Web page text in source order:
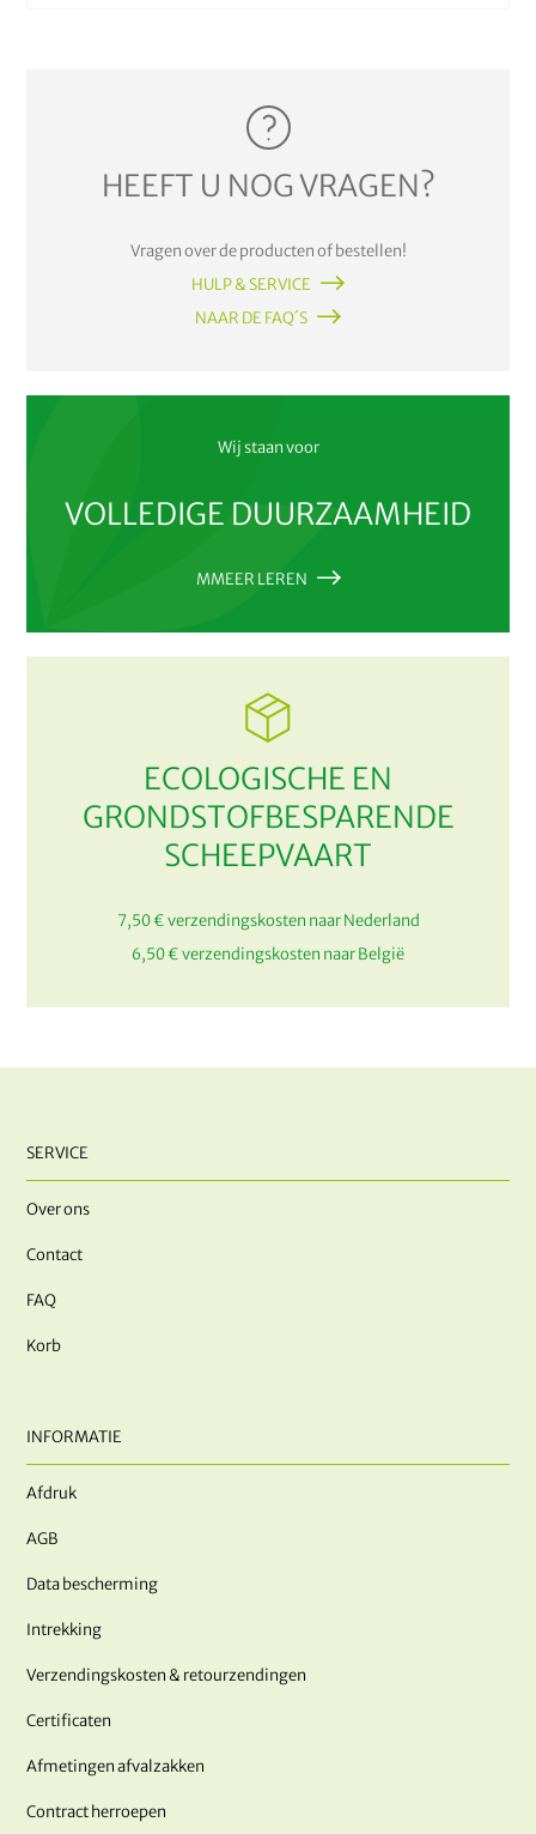
HEEFT U NOG VRAGEN?
Vragen over de producten of bestellen!
HULP & SERVICE
NAAR DE FAQ´S
Wij staan voor
VOLLEDIGE DUURZAAMHEID
MMEER LEREN
ECOLOGISCHE EN
GRONDSTOFBESPARENDE
SCHEEPVAART
7,50 € verzendingskosten naar Nederland
6,50 € verzendingskosten naar België
SERVICE
Over ons
Contact
FAQ
Korb
INFORMATIE
Afdruk
AGB
Data bescherming
Intrekking
Verzendingskosten & retourzendingen
Certificaten
Afmetingen afvalzakken
Contract herroepen